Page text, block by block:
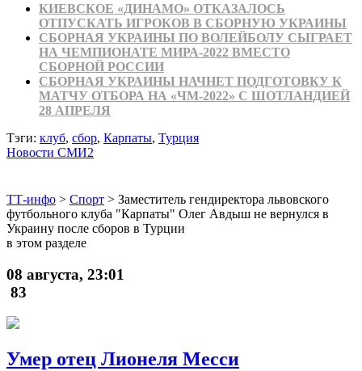
КИЕВСКОЕ «ДИНАМО» ОТКАЗАЛОСЬ
ОТПУСКАТЬ ИГРОКОВ В СБОРНУЮ УКРАИНЫ
СБОРНАЯ УКРАИНЫ ПО ВОЛЕЙБОЛУ СЫГРАЕТ
НА ЧЕМПИОНАТЕ МИРА-2022 ВМЕСТО
СБОРНОЙ РОССИИ
СБОРНАЯ УКРАИНЫ НАЧНЕТ ПОДГОТОВКУ К
МАТЧУ ОТБОРА НА «ЧМ-2022» С ШОТЛАНДИЕЙ
28 АПРЕЛЯ
Тэги: клуб, сбор, Карпаты, Турция
Новости СМИ2
ТТ-инфо > Спорт > Заместитель гендиректора львовского
футбольного клуба "Карпаты" Олег Авдыш не вернулся в
Украину после сборов в Турции
в этом разделе
08 августа, 23:01
83
Умер отец Лионеля Месси